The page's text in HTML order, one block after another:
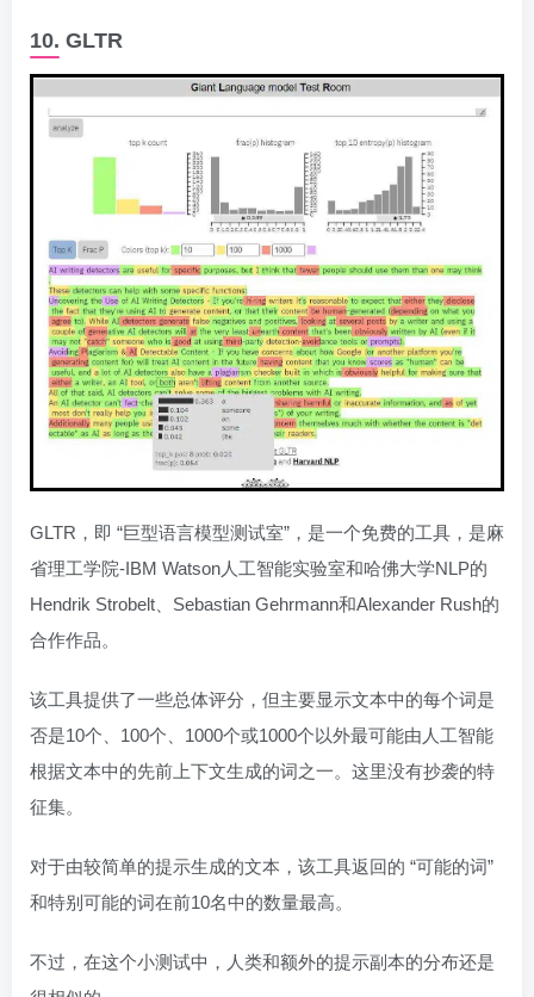
10. GLTR
GLTR，即 “巨型语言模型测试室”，是一个免费的工具，是麻
省理工学院-IBM Watson人工智能实验室和哈佛大学NLP的
Hendrik Strobelt、Sebastian Gehrmann和Alexander Rush的
合作作品。
该工具提供了一些总体评分，但主要显示文本中的每个词是
否是10个、100个、1000个或1000个以外最可能由人工智能
根据文本中的先前上下文生成的词之一。这里没有抄袭的特
征集。
对于由较简单的提示生成的文本，该工具返回的 “可能的词”
和特别可能的词在前10名中的数量最高。
不过，在这个小测试中，人类和额外的提示副本的分布还是